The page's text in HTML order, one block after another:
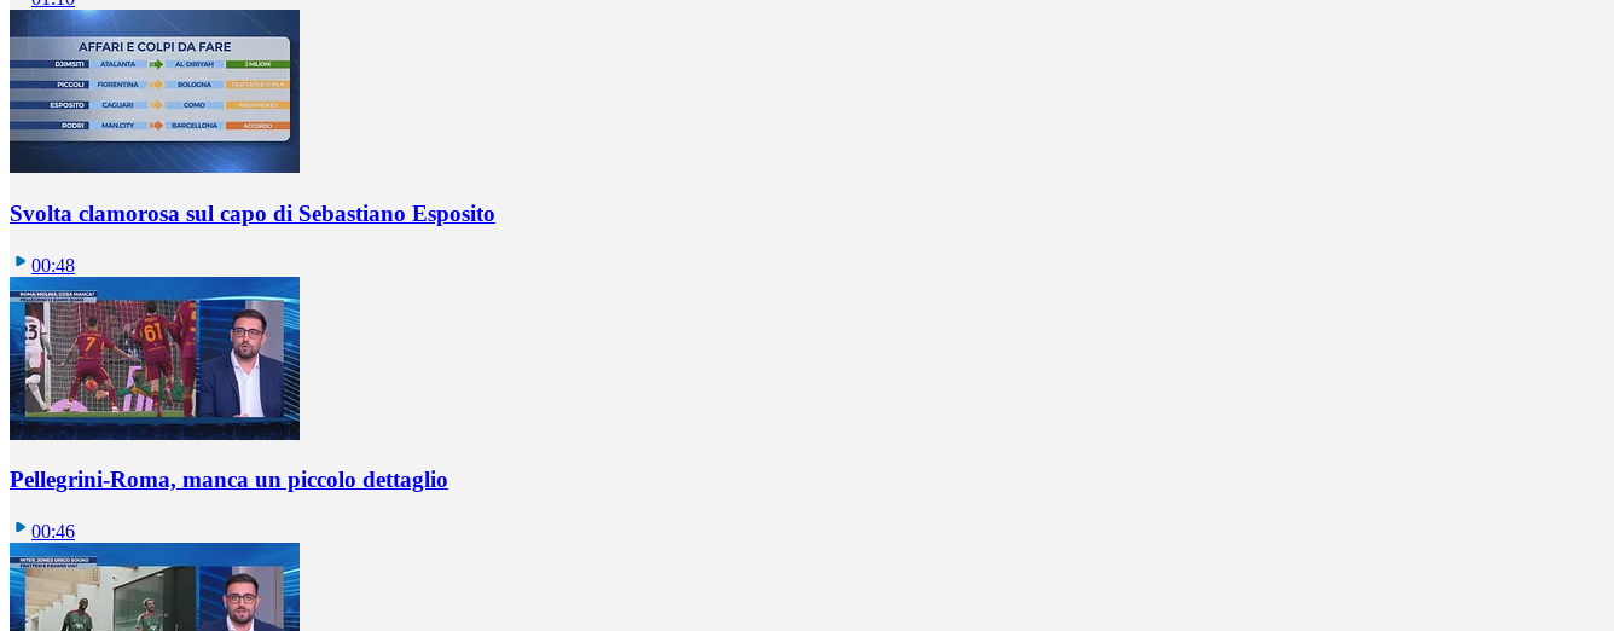
Svolta clamorosa sul capo di Sebastiano Esposito
00:48
Pellegrini-Roma, manca un piccolo dettaglio
00:46